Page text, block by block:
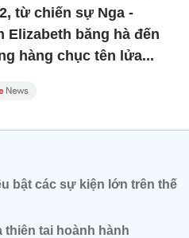
từ chiến sự Nga -
Elizabeth băng hà đến
hàng chục tên lửa...
bật các sự kiện lớn trên thế
thiên tai hoành hành